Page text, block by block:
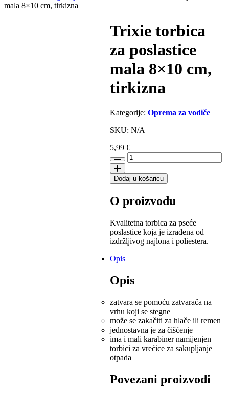
mala 8×10 cm, tirkizna
Trixie torbica
za poslastice
mala 8×10 cm,
tirkizna
Kategorije:Oprema za vodiče
SKU: N/A
5,99€
Trixie
torbica
za
poslastice
8×10
tirkizna
količina
Dodaj u košaricu
O proizvodu
Kvalitetna torbica za pseće
poslastice koja je izrađena od
izdržljivog najlona i poliestera.
Opis
Opis
zatvara se pomoću zatvarača na
vrhu koji se stegne
može se zakačiti za hlače ili remen
jednostavna je za čišćenje
ima i mali karabiner namijenjen
torbici za vrećice za sakupljanje
otpada
Povezani proizvodi